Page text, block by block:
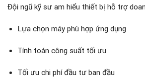
Đội ngũ kỹ sư am hiểu thiết bị hỗ trợ
Lựa chọn máy phù hợp ứng dụng
Tính toán công suất tối ưu
Tối ưu chi phí đầu tư ban đầu